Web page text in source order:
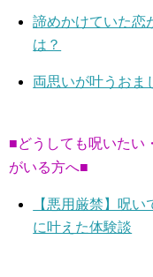
諦めかけていた恋
は？
両思いが叶うおま
■どうしても呪いたい
がいる方へ■
【悪用厳禁】呪
に叶えた体験談